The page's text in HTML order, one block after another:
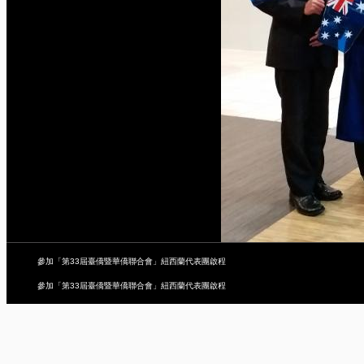
參加「第33屆臺僑暨華僑聯合會」紐西蘭代表團啟程
參加「第33屆臺僑暨華僑聯合會」紐西蘭代表團啟程